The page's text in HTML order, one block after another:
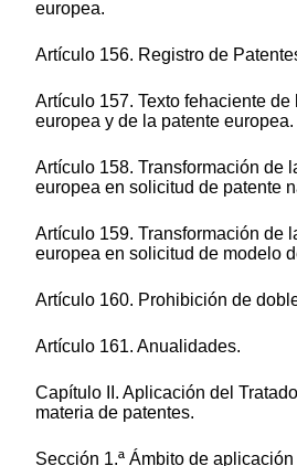
europea.
Artículo 156. Registro de
Artículo 157. Texto fehaciente
europea y de la patente europea.
Artículo 158. Transformación de
europea en solicitud de patente
Artículo 159. Transformación de
europea en solicitud de modelo
Artículo 160. Prohibición de
Artículo 161. Anualidades.
Capítulo II. Aplicación del
materia de patentes.
Sección 1.ª Ámbito de